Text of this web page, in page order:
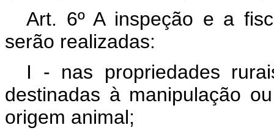
Art. 6º A inspeção e a
serão realizadas:
I - nas propriedades
destinadas à manipulação
origem animal;